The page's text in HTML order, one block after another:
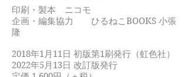
印刷・製本 ニコモ
企画・編集協力 ひるねこBOOKS 小張
隆
2018年1月11日 初版第1刷発行（虹色社）
2022年5月13日 改訂版発行